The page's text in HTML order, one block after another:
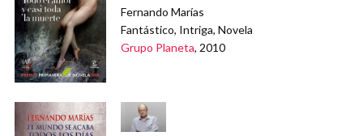
Fernando Marías
Fantástico, Intriga, Novela
Grupo Planeta, 2010